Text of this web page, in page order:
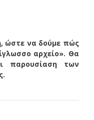
ώστε να δούμε πώς
αρχείο». Θα
παρουσίαση των